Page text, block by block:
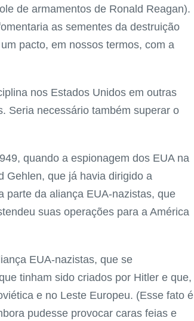
de armamentos de Ronald Reagan).
as sementes da destruição
pacto, em nossos termos, com a
nos Estados Unidos em outras
Seria necessário também superar o
quando a espionagem dos EUA na
Gehlen, que já havia dirigido a
parte da aliança EUA-nazistas, que
suas operações para a América
EUA-nazistas, que se
tinham sido criados por Hitler e que,
e no Leste Europeu. (Esse fato é
pudesse provocar caras feias e